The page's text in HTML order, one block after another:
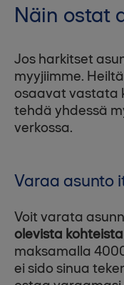
Näin ostat
Jos harkitset
myyjiimme.
osaavat vastata
tehdä yhdessä
verkossa.
Varaa asunto
Voit varata
olevista kohteista
maksamalla
ei sido sinua